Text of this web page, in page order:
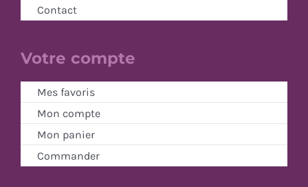
Contact
Votre compte
Mes favoris
Mon compte
Mon panier
Commander